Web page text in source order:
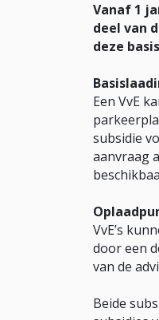
Vanaf 1
deel van
deze
Een VvE
subsidie
aanvraag
VvE’s
door een
van de
Beide